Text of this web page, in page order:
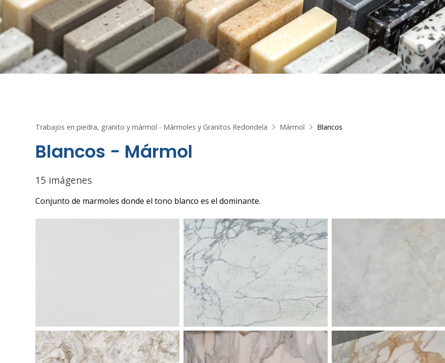
Trabajos en piedra, granito y mármol - Mármoles y Granitos Redondela Mármol Blancos
Blancos - Mármol
15 imágenes
Conjunto de marmoles donde el tono blanco es el dominante.